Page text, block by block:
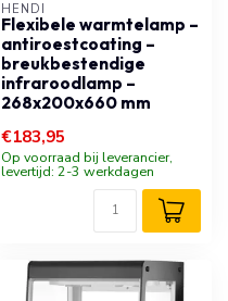
HENDI
Flexibele warmtelamp –
antiroestcoating –
breukbestendige
infraroodlamp –
268x200x660 mm
€183,95
Op voorraad bij leverancier,
levertijd: 2-3 werkdagen